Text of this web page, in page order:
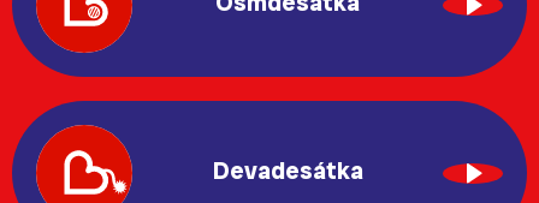
Devadesátka